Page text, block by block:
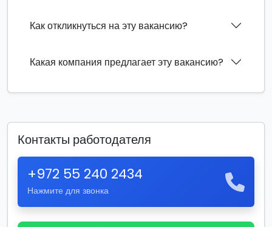
Как откликнуться на эту вакансию?
Какая компания предлагает эту вакансию?
Контакты работодателя
+972 55 240 2434
Нажмите для звонка